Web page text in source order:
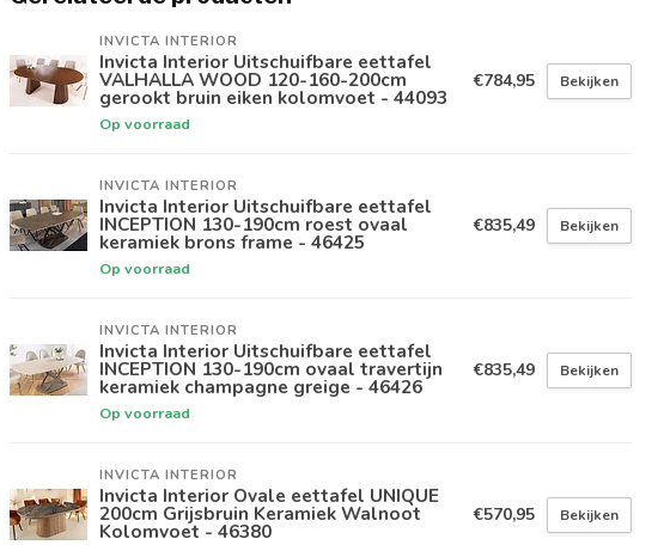
INVICTA INTERIOR
Invicta Interior Uitschuifbare eettafel
VALHALLA WOOD 120-160-200cm
gerookt bruin eiken kolomvoet - 44093
Op voorraad
€784,95 Bekijken
INVICTA INTERIOR
Invicta Interior Uitschuifbare eettafel
INCEPTION 130-190cm roest ovaal
keramiek brons frame - 46425
Op voorraad
€835,49 Bekijken
INVICTA INTERIOR
Invicta Interior Uitschuifbare eettafel
INCEPTION 130-190cm ovaal travertijn
keramiek champagne greige - 46426
Op voorraad
€835,49 Bekijken
INVICTA INTERIOR
Invicta Interior Ovale eettafel UNIQUE
200cm Grijsbruin Keramiek Walnoot
Kolomvoet - 46380
€570,95 Bekijken